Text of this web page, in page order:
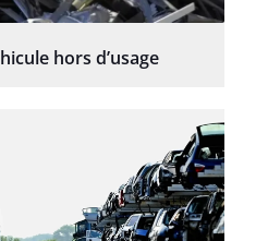
hors d’usage